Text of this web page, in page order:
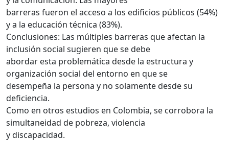
barreras fueron el acceso a los edificios públicos (54%)
y a la educación técnica (83%).
Conclusiones: Las múltiples barreras que afectan la
inclusión social sugieren que se debe
abordar esta problemática desde la estructura y
organización social del entorno en que se
desempeña la persona y no solamente desde su
deficiencia.
Como en otros estudios en Colombia, se corrobora la
simultaneidad de pobreza, violencia
y discapacidad.